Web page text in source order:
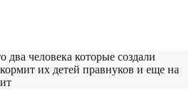
два человека которые создали
их детей правнуков и еще на